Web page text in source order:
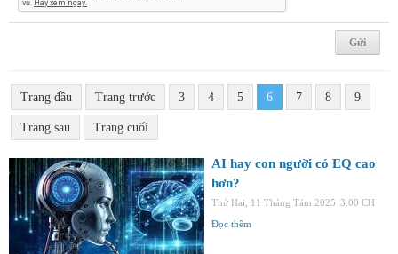
Trang đầu Trang trước 3 4 5 6 7 8 9
Trang sau Trang cuối
AI hay con người có EQ cao
hơn?
Thứ Hai, 11 Tháng Tám 2025 3:00 CH
Đọc thêm